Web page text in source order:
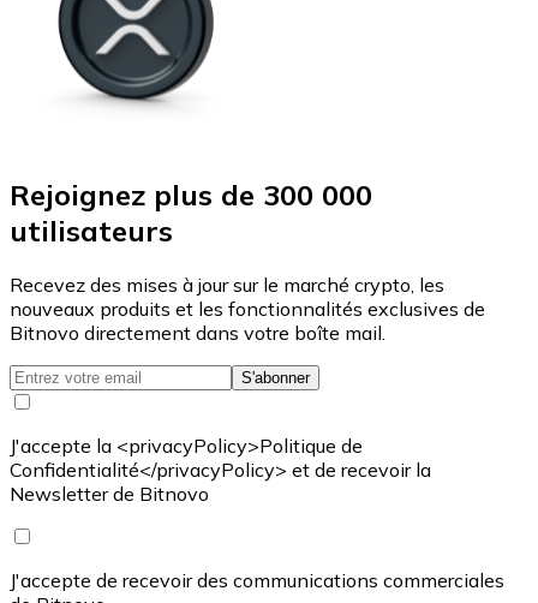
Rejoignez plus de 300 000
utilisateurs
Recevez des mises à jour sur le marché crypto, les
nouveaux produits et les fonctionnalités exclusives de
Bitnovo directement dans votre boîte mail.
S'abonner
J'accepte la <privacyPolicy>Politique de
Confidentialité</privacyPolicy> et de recevoir la
Newsletter de Bitnovo
J'accepte de recevoir des communications commerciales